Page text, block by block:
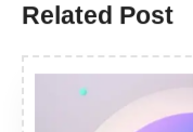
Related Post